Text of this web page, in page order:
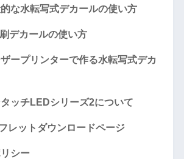
的な水転写式デカールの使い方
デカールの使い方
ザープリンターで作る水転写式デカ
タッチLEDシリーズ2について
レットダウンロードページ
シー